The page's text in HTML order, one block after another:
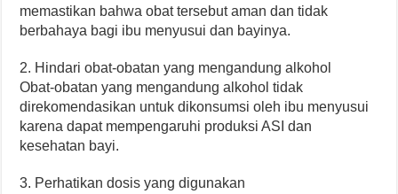
memastikan bahwa obat tersebut aman dan tidak
berbahaya bagi ibu menyusui dan bayinya.
2. Hindari obat-obatan yang mengandung alkohol
Obat-obatan yang mengandung alkohol tidak
direkomendasikan untuk dikonsumsi oleh ibu menyusui
karena dapat mempengaruhi produksi ASI dan
kesehatan bayi.
3. Perhatikan dosis yang digunakan